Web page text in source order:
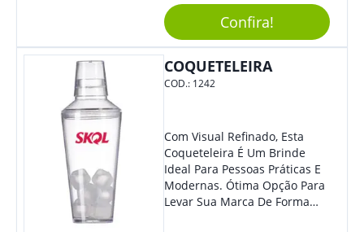
Caneta. Elaborado A Partir De
Material Reciclado, O Brinde
Também É Prático, Tornando-
Se Assim Excelente Para Uso
Cotidiano. Perfeito, Não É?!
Confira!
COQUETELEIRA
COD.: 1242
Com Visual Refinado, Esta
Coqueteleira É Um Brinde
Ideal Para Pessoas Práticas E
Modernas. Ótima Opção Para
Levar Sua Marca De Forma